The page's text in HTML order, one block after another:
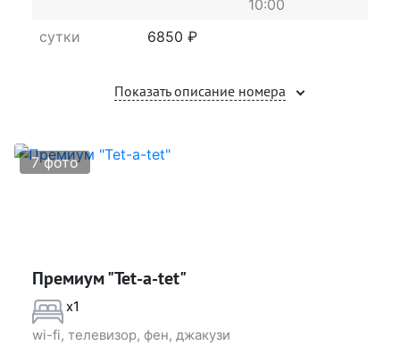
10:00
сутки
6850 ₽
Показать описание номера
7 фото
Премиум "Tet-a-tet"
x1
wi-fi, телевизор, фен, джакузи